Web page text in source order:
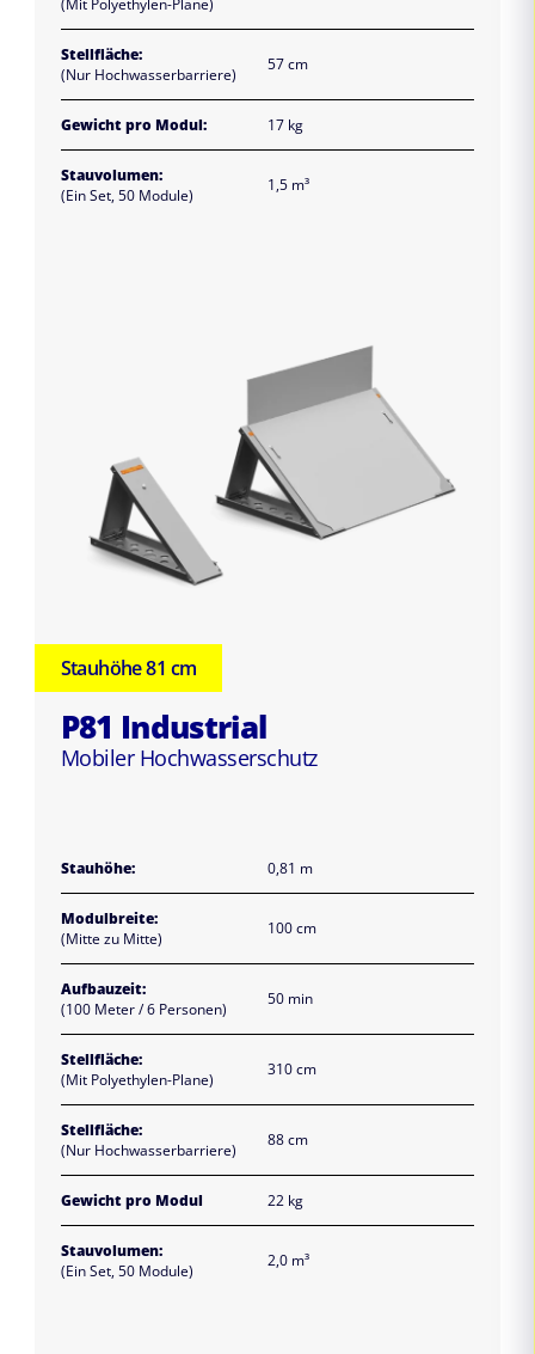
(Mit Polyethylen-Plane)
Stellfläche:
(Nur Hochwasserbarriere)
57 cm
Gewicht pro Modul: 17 kg
Stauvolumen:
(Ein Set, 50 Module)
1,5 m³
Stauhöhe 81 cm
P81 Industrial
Mobiler Hochwasserschutz
Stauhöhe: 0,81 m
Modulbreite:
(Mitte zu Mitte)
100 cm
Aufbauzeit:
(100 Meter / 6 Personen)
50 min
Stellfläche:
(Mit Polyethylen-Plane)
310 cm
Stellfläche:
(Nur Hochwasserbarriere)
88 cm
Gewicht pro Modul 22 kg
Stauvolumen:
(Ein Set, 50 Module)
2,0 m³